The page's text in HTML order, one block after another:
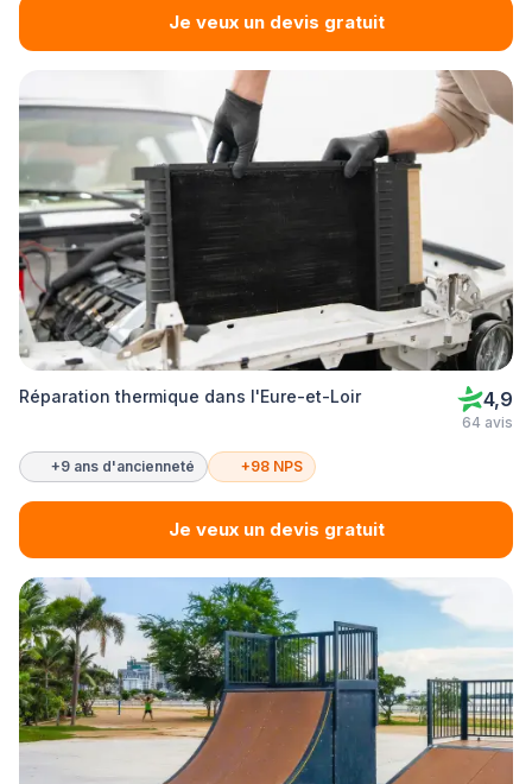
Je veux un devis gratuit
Réparation thermique dans l'Eure-et-Loir 4,9
64 avis
+9 ans d'ancienneté +98 NPS
Je veux un devis gratuit